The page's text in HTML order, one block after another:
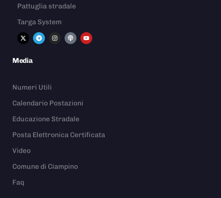
Pattuglia stradale
Targa System
Media
Numeri Utili
Calendario Postazioni
Educazione Stradale
Posta Elettronica Certificata
Video
Comune di Ciampino
Faq